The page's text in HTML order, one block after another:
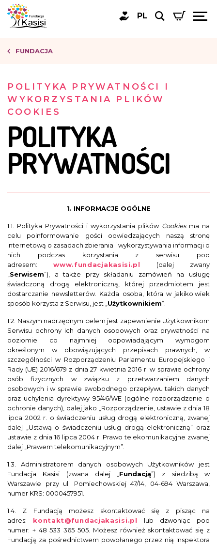
PL
FUNDACJA
POLITYKA PRYWATNOŚCI I
WYKORZYSTANIA PLIKÓW
COOKIES
POLITYKA
PRYWATNOŚCI
1. INFORMACJE OGÓLNE
1.1. Polityka Prywatności i wykorzystania plików Cookies ma na
celu poinformowanie gości odwiedzających naszą stronę
internetową o zasadach zbierania i wykorzystywania informacji o
nich podczas korzystania z serwisu pod
adresem:www.fundacjakasisi.pl
(dalej zwany
Serwisem”), a także przy składaniu zamówień na usługę
świadczoną drogą elektroniczną, której przedmiotem jest
dostarczanie newsletterów. Każda osoba, która w jakikolwiek
sposób korzysta z Serwisu, jest „ Użytkownikiem”.
1.2. Naszym nadrzędnym celem jest zapewnienie Użytkownikom
Serwisu ochrony ich danych osobowych oraz prywatności na
poziomie co najmniej odpowiadającym wymogom
określonym w obowiązujących przepisach prawnych, w
szczególności w Rozporządzeniu Parlamentu Europejskiego i
Rady (UE) 2016/679 z dnia 27 kwietnia 2016 r. w sprawie ochrony
osób fizycznych w związku z przetwarzaniem danych
osobowych i w sprawie swobodnego przepływu takich danych
oraz uchylenia dyrektywy 95/46/WE (ogólne rozporządzenie o
ochronie danych), dalej jako „Rozporządzenie, ustawie z dnia 18
lipca 2002 r. o świadczeniu usług drogą elektroniczną, zwanej
dalej „Ustawą o świadczeniu usług drogą elektroniczną” oraz
ustawie z dnia 16 lipca 2004 r. Prawo telekomunikacyjne zwanej
dalej „Prawem telekomunikacyjnym”.
1.3. Administratorem danych osobowych Użytkowników jest
Fundacja Kasisi (zwana dalej „ Fundacją”) z siedzibą w
Warszawie przy ul. Pomiechowskiej 47/14, 04-694 Warszawa,
numer KRS: 0000457951.
1.4. Z Fundacją możesz skontaktować się z pisząc na
adres: kontakt@fundacjakasisi.pl
lub dzwoniąc pod
numer: + 48 533 365 505. Możesz również skontaktować się z
Fundacją za pośrednictwem powołanego przez nią Inspektora